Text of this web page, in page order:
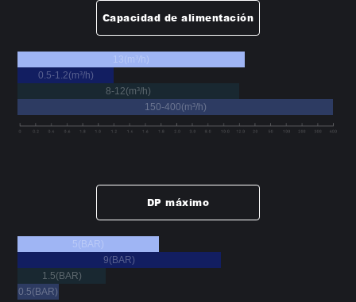
Capacidad de alimentación
13(m³/h)
0.5-1.2(m³/h)
8-12(m³/h)
150-400(m³/h)
DP máximo
5(BAR)
9(BAR)
1.5(BAR)
0.5(BAR)